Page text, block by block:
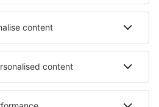
in La Pommeraye
Unterkunft in Virgil
Unterkunft in Albinen